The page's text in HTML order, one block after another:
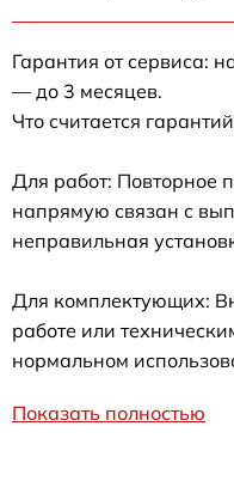
Гарантия от сервиса:
— до 3 месяцев.
Что считается
Для работ: Повторное
напрямую связан с
неправильная
Для комплектующих:
работе или
нормальном
Показать полностью